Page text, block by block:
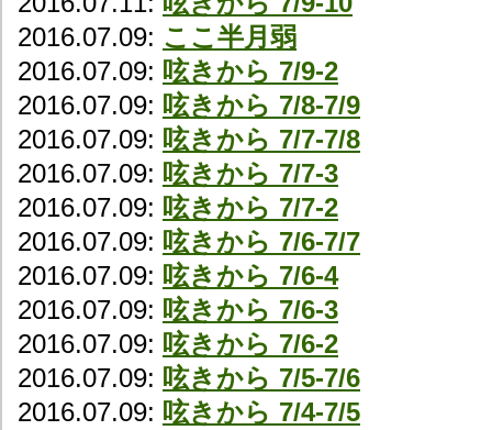
2016.07.09: ここ半月弱
2016.07.09: 呟きから 7/9-2
2016.07.09: 呟きから 7/8-7/9
2016.07.09: 呟きから 7/7-7/8
2016.07.09: 呟きから 7/7-3
2016.07.09: 呟きから 7/7-2
2016.07.09: 呟きから 7/6-7/7
2016.07.09: 呟きから 7/6-4
2016.07.09: 呟きから 7/6-3
2016.07.09: 呟きから 7/6-2
2016.07.09: 呟きから 7/5-7/6
2016.07.09: 呟きから 7/4-7/5